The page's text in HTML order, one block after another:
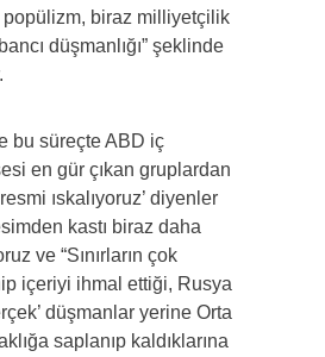
popülizm, biraz milliyetçilik
düşmanlığı” şeklinde
bu süreçte ABD iç
en gür çıkan gruplardan
ıskalıyoruz’ diyenler
kastı biraz daha
ve “Sınırların çok
içeriyi ihmal ettiği, Rusya
düşmanlar yerine Orta
saplanıp kaldıklarına